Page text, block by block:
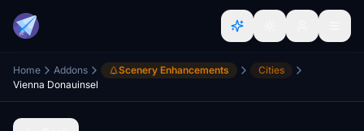
Home Addons Scenery Enhancements
Cities
Vienna Donauinsel